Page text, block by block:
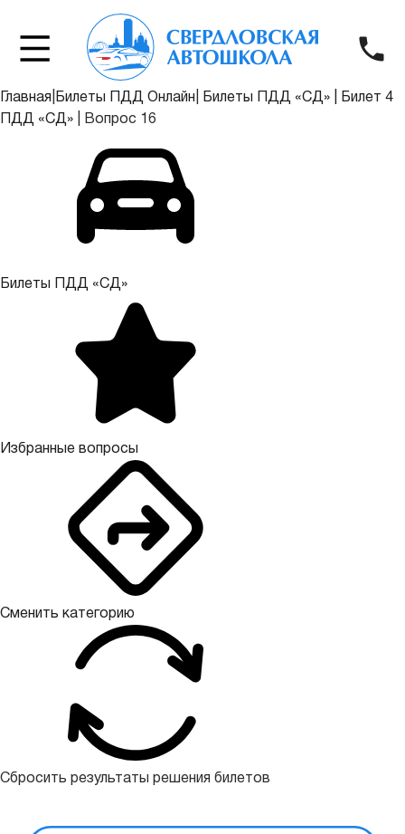
Главная Билеты ПДД Онлайн Билеты ПДД «СД»
Билет 4
ПДД «СД»
Вопрос 16
Билеты ПДД «СД»
Избранные вопросы
Сменить категорию
Сбросить результаты решения билетов